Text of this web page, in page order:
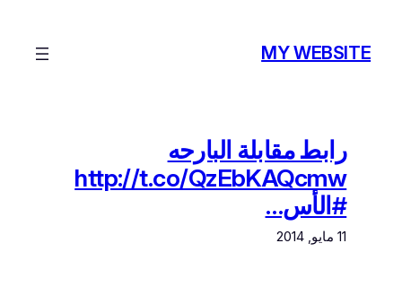
المحتوى
MY WEBSITE
رابط مقابلة البارحه
http://t.co/QzEbKAQcmw
#الأس…
11 مايو, 2014